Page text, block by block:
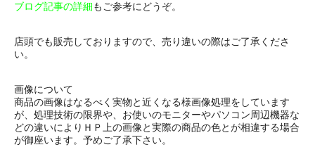
ブログ記事の詳細もご参考にどうぞ。
店頭でも販売しておりますので、売り違いの際はご了承くださ
い。
画像について
商品の画像はなるべく実物と近くなる様画像処理をしています
が、処理技術の限界や、お使いのモニターやパソコン周辺機器な
どの違いによりＨＰ上の画像と実際の商品の色とが相違する場合
が御座います。予めご了承下さい。